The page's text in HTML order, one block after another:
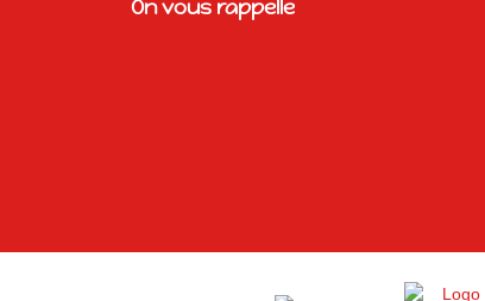
On vous rappelle